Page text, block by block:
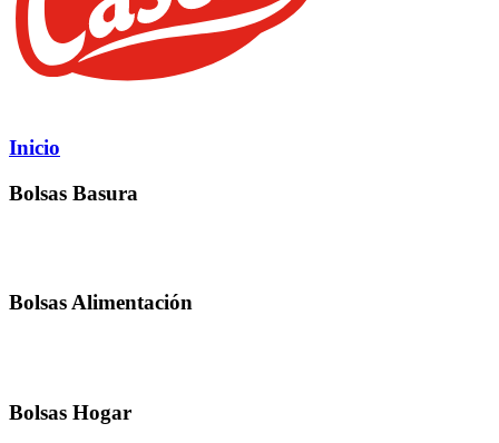
Inicio
Bolsas Basura
Bolsas Alimentación
Bolsas Hogar